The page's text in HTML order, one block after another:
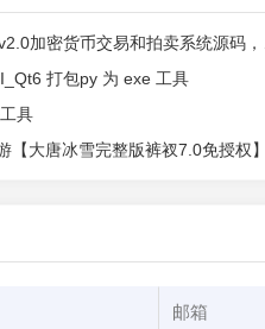
币交易和拍卖系统源码，前台新增中文后台全部汉化
打包py 为 exe 工具
具
免授权】2026整理特色服务端+寒冬之城+万象古城+天威大陆+大唐盛世【站长亲测】